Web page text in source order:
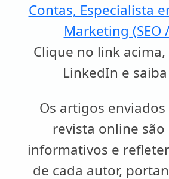
Contas, Especialista
Marketing (SEO
Clique no link
LinkedIn e
Os artigos
revista online são
informativos e
de cada autor,